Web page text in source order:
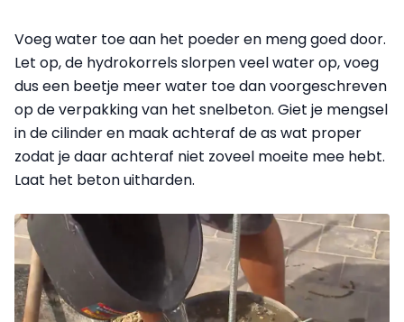
Voeg water toe aan het poeder en meng goed door.
Let op, de hydrokorrels slorpen veel water op, voeg
dus een beetje meer water toe dan voorgeschreven
op de verpakking van het snelbeton. Giet je mengsel
in de cilinder en maak achteraf de as wat proper
zodat je daar achteraf niet zoveel moeite mee hebt.
Laat het beton uitharden.